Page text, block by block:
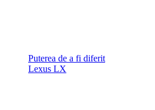
Puterea de a fi diferit
Lexus LX